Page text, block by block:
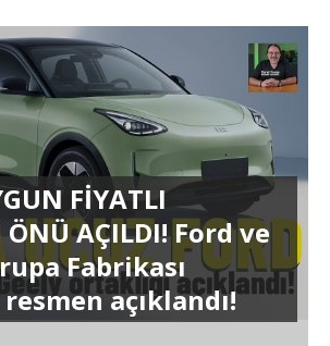
FİYATLI
ÖNÜ AÇILDI! Ford ve
Fabrikası
açıklandı!